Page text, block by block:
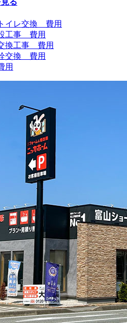
る
イレ交換 費用
工事 費用
換工事 費用
交換 費用
用